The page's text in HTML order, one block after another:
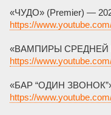
«ЧУДО» (Premier) —
https://
«ВАМПИРЫ СРЕДНЕЙ
https://
«БАР “ОДИН
https://